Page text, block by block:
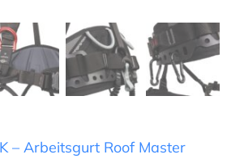
– Arbeitsgurt Roof Master